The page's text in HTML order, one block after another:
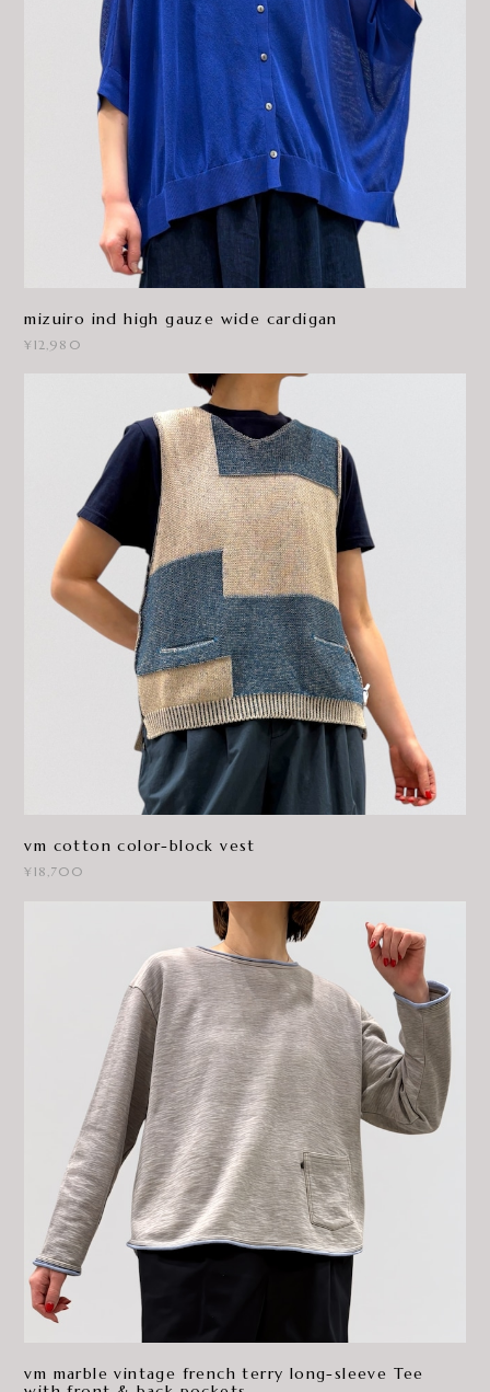
mizuiro ind high gauze wide cardigan
¥12,980
vm cotton color-block vest
¥18,700
vm marble vintage french terry long-sleeve Tee